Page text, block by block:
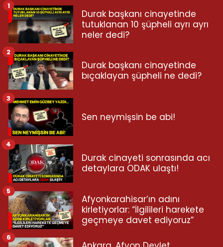
Durak başkanı cinayetinde
tutuklanan 10 şüpheli ayrı ayrı
neler dedi?
1
Durak başkanı cinayetinde
bıçaklayan şüpheli ne dedi?
2
Sen neymişsin be abi!
3
Durak cinayeti sonrasında acı
detaylara ODAK ulaştı!
4
Afyonkarahisar’ın adını
kirletiyorlar: “İlgilileri harekete
geçmeye davet ediyoruz”
5
6